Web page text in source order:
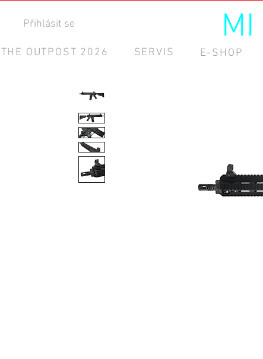
Přihlásit se MI
THE OUTPOST 2026 SERVIS E-SHOP